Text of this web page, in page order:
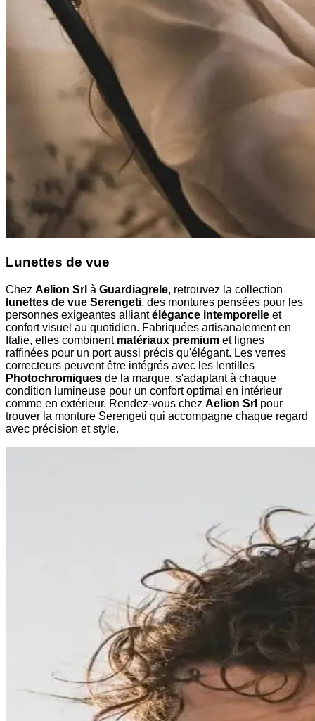
Lunettes de vue
Chez Aelion Srl à Guardiagrele, retrouvez la collection
lunettes de vue Serengeti, des montures pensées pour les
personnes exigeantes alliantélégance intemporelle et
confort visuel au quotidien. Fabriquées artisanalement en
Italie, elles combinent matériaux premium et lignes
raffinées pour un port aussi précis qu'élégant. Les verres
correcteurs peuvent être intégrés avec les lentilles
Photochromiques de la marque, s'adaptant à chaque
condition lumineuse pour un confort optimal en intérieur
comme en extérieur. Rendez-vous chez Aelion Srl pour
trouver la monture Serengeti qui accompagne chaque regard
avec précision et style.